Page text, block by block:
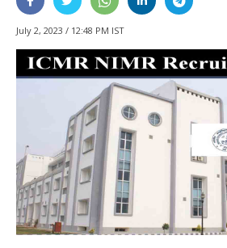
July 2, 2023 / 12:48 PM IST